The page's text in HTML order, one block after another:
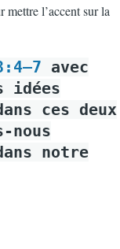
l’accent sur la
avec
idées
ces deux
nous
notre